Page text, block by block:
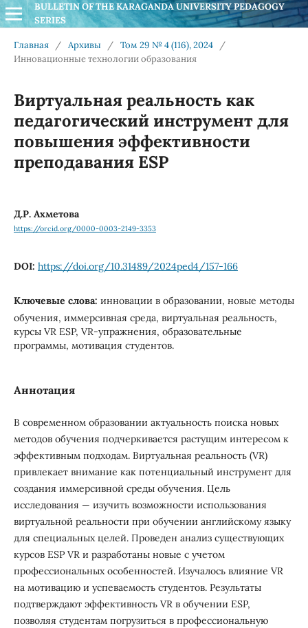
BULLETIN OF THE KARAGANDA UNIVERSITY PEDAGOGY
SERIES
Главная / Архивы / Том 29 № 4 (116), 2024
/
Инновационные технологии образования
Виртуальная реальность как
педагогический инструмент для
повышения эффективности
преподавания ESP
Д.Р. Ахметова
https://orcid.org/0000-0003-2149-3353
DOI: https://doi.org/10.31489/2024ped4/157-166
Ключевые слова: инновации в образовании, новые методы
обучения, иммерсивная среда, виртуальная реальность,
курсы VR ESP, VR-упражнения, образовательные
программы, мотивация студентов.
Аннотация
В современном образовании актуальность поиска новых
методов обучения подчеркивается растущим интересом к
эффективным подходам. Виртуальная реальность (VR)
привлекает внимание как потенциальный инструмент для
создания иммерсивной среды обучения. Цель
исследования — изучить возможности использования
виртуальной реальности при обучении английскому языку
для специальных целей. Проведен анализ существующих
курсов ESP VR и разработаны новые с учетом
профессиональных особенностей. Изучалось влияние VR
на мотивацию и успеваемость студентов. Результаты
подтверждают эффективность VR в обучении ESP,
позволяя студентам погрузиться в профессиональную